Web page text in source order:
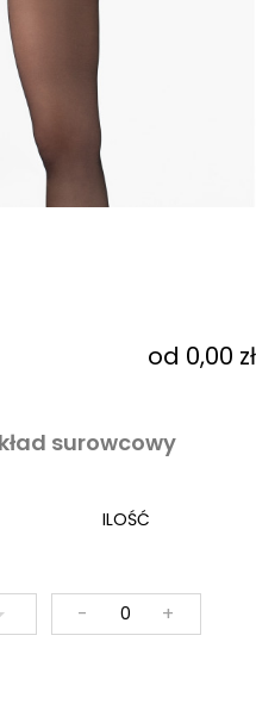
od 0,00 zł
surowcowy
ILOŚĆ
- +